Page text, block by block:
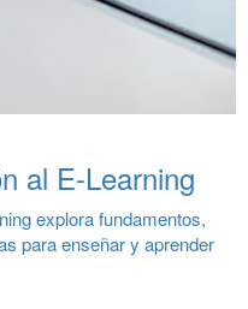
al E-Learning
explora fundamentos,
para enseñar y aprender